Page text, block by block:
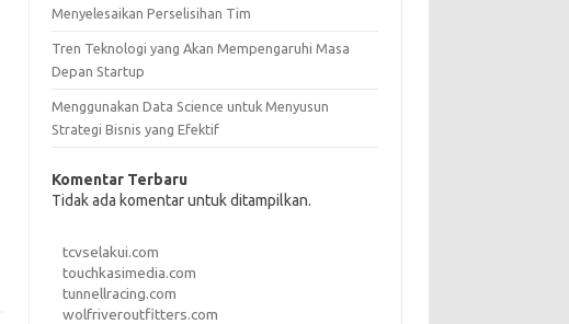
Menyelesaikan Perselisihan Tim
Tren Teknologi yang Akan Mempengaruhi Masa
Depan Startup
Menggunakan Data Science untuk Menyusun
Strategi Bisnis yang Efektif
Komentar Terbaru
Tidak ada komentar untuk ditampilkan.
tcvselakui.com
touchkasimedia.com
tunnellracing.com
wolfriveroutfitters.com